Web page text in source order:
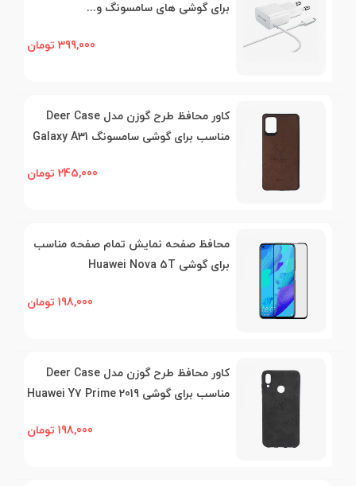
برای گوشی های سامسونگ و...
399,000 تومان
کاور محافظ طرح گوزن مدل Deer Case
مناسب برای گوشی سامسونگ Galaxy A31
245,000 تومان
محافظ صفحه نمایش تمام صفحه مناسب
برای گوشی Huawei Nova 5T
198,000 تومان
کاور محافظ طرح گوزن مدل Deer Case
مناسب برای گوشی Huawei Y7 Prime 2019
198,000 تومان